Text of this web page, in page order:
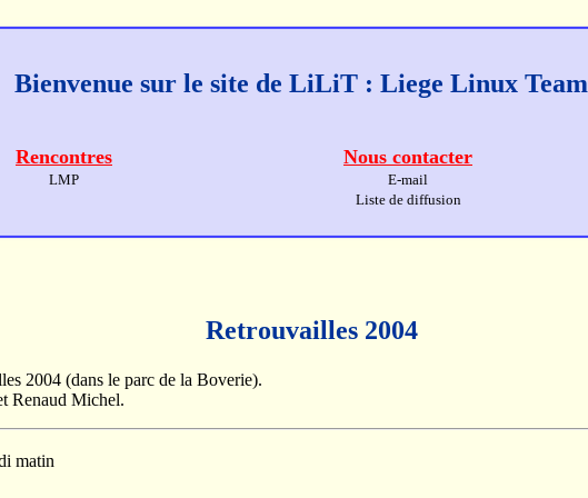
Bienvenue sur le site de LiLiT : Liege Linux Team
Rencontres
LMP
Nous contacter
E-mail
Liste de diffusion
Retrouvailles 2004
2004 (dans le parc de la Boverie).
Renaud Michel.
matin